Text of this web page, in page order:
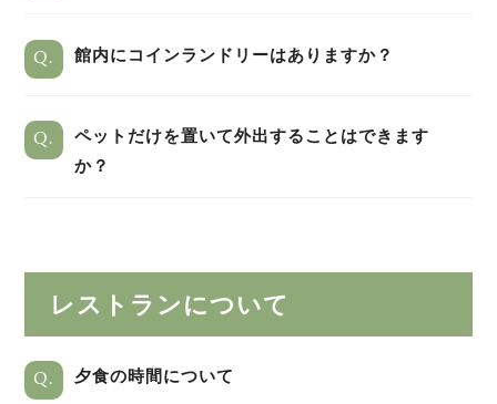
Q. 館内にコインランドリーはありますか？
Q.
ペットだけを置いて外出することはできます
か？
レストランについて
Q. 夕食の時間について